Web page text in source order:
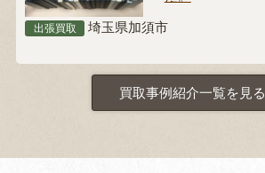
出張買取 埼玉県加須市
買取事例紹介一覧を見る